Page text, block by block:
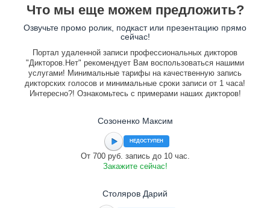
Что мы еще можем предложить?
Озвучьте промо ролик, подкаст или презентацию прямо
сейчас!
Портал удаленной записи профессиональных дикторов
"Дикторов.Нет" рекомендует Вам воспользоваться нашими
услугами! Минимальные тарифы на качественную запись
дикторских голосов и минимальные сроки записи от 1 часа!
Интересно?! Ознакомьтесь с примерами наших дикторов!
Созоненко Максим
НЕДОСТУПЕН
От 700 руб. запись до 10 час.
Закажите сейчас!
Столяров Дарий